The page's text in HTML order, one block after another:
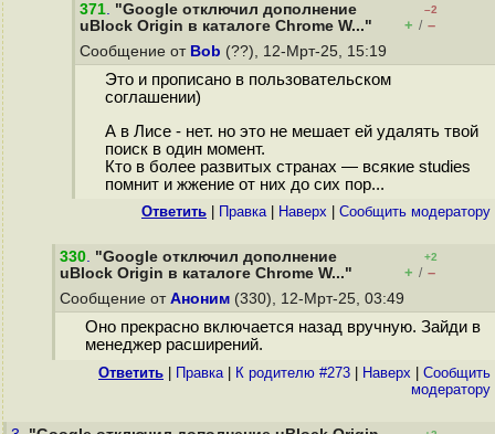
371. "Google отключил дополнение
uBlock Origin в каталоге Chrome W..."
–2
+ / –
Сообщение от Bob (??), 12-Мрт-25, 15:19
Это и прописано в пользовательском
соглашении)
А в Лисе - нет. но это не мешает ей удалять твой
поиск в один момент.
Кто в более развитых странах — всякие studies
помнит и жжение от них до сих пор...
Ответить Правка| Наверх Cообщить модератору
330. "Google отключил дополнение
uBlock Origin в каталоге Chrome W..."
+2
+ / –
Сообщение от Аноним (330), 12-Мрт-25, 03:49
Оно прекрасно включается назад вручную. Зайди в
менеджер расширений.
Ответить Правка| К родителю #273 Наверх
Cообщить
модератору